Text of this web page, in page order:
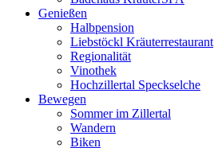
Genießen
Halbpension
Liebstöckl Kräuterrestaurant
Regionalität
Vinothek
Hochzillertal Speckselche
Bewegen
Sommer im Zillertal
Wandern
Biken